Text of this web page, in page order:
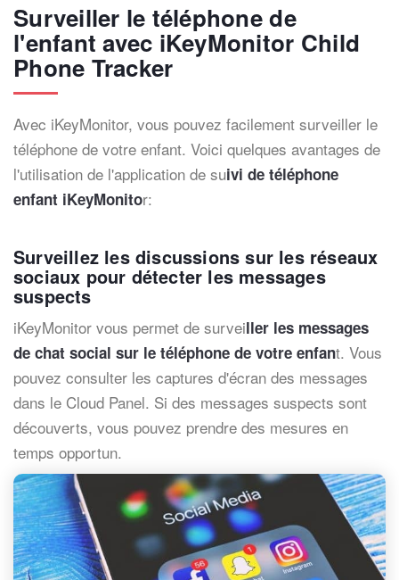
Surveiller le téléphone de
l'enfant avec iKeyMonitor Child
Phone Tracker
Avec iKeyMonitor, vous pouvez facilement surveiller le
téléphone de votre enfant. Voici quelques avantages de
l'utilisation de l'application de suivi de téléphone
enfant iKeyMonitor:
Surveillez les discussions sur les réseaux
sociaux pour détecter les messages
suspects
iKeyMonitor vous permet de surveiller les messages
de chat social sur le téléphone de votre enfant. Vous
pouvez consulter les captures d'écran des messages
dans le Cloud Panel. Si des messages suspects sont
découverts, vous pouvez prendre des mesures en
temps opportun.